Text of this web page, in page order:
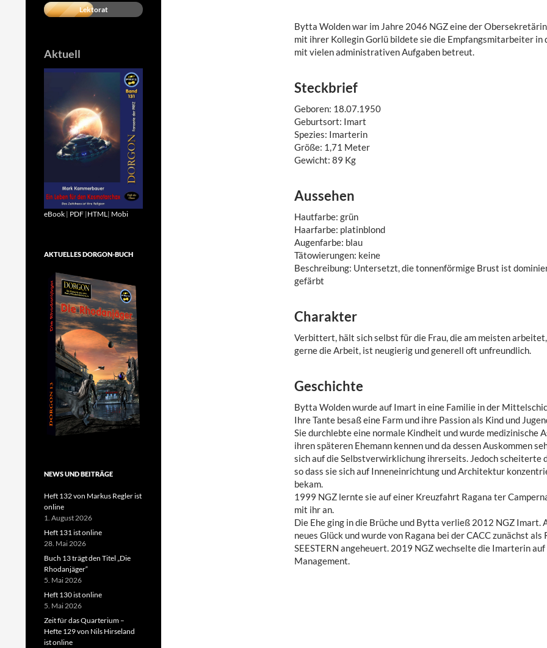
Bytta Wolden war im Jahre 2046 NGZ eine der
mit ihrer Kollegin Gorlü bildete sie die Empfangsmitarbeiter in
mit vielen administrativen Aufgaben betreut.
Steckbrief
Geboren: 18.07.1950
Geburtsort: Imart
Spezies: Imarterin
Größe: 1,71 Meter
Gewicht: 89 Kg
Aussehen
Hautfarbe: grün
Haarfarbe: platinblond
Augenfarbe: blau
Tätowierungen: keine
Beschreibung: Untersetzt, die tonnenförmige Brust ist
gefärbt
Charakter
Verbittert, hält sich selbst für die Frau, die am meisten
gerne die Arbeit, ist neugierig und generell oft unfreundlich.
Geschichte
Bytta Wolden wurde auf Imart in eine Familie in der
Ihre Tante besaß eine Farm und ihre Passion als Kind und
Sie durchlebte eine normale Kindheit und wurde medizinische
ihren späteren Ehemann kennen und da dessen Auskommen
sich auf die Selbstverwirklichung ihrerseits. Jedoch scheiterte
so dass sie sich auf Inneneinrichtung und Architektur
bekam.
1999 NGZ lernte sie auf einer Kreuzfahrt Ragana ter
mit ihr an.
Die Ehe ging in die Brüche und Bytta verließ 2012 NGZ Imart.
neues Glück und wurde von Ragana bei der CACC zunächst
SEESTERN angeheuert. 2019 NGZ wechselte die Imarterin auf
Management.
Lektorat
Aktuell
eBook | PDF |HTML | Mobi
AKTUELLES DORGON-BUCH
NEWS UND BEITRÄGE
Heft 132 von Markus Regler ist
online
1. August 2026
Heft 131 ist online
28. Mai 2026
Buch 13 trägt den Titel „Die
Rhodanjäger“
5. Mai 2026
Heft 130 ist online
5. Mai 2026
Zeit für das Quarterium –
Hefte 129 von Nils Hirseland
ist online